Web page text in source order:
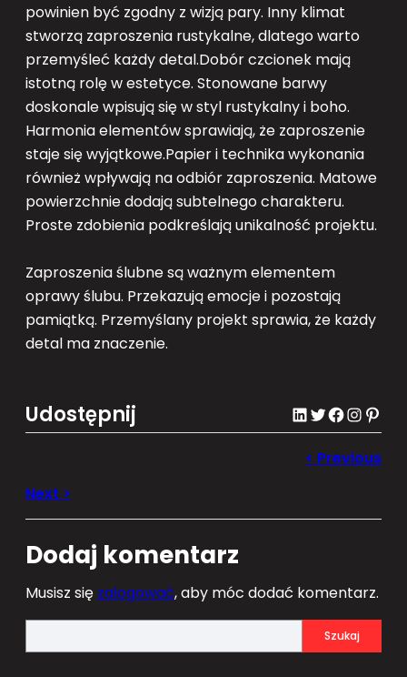
powinien być zgodny z wizją pary. Inny klimat
stworzą zaproszenia rustykalne, dlatego warto
przemyśleć każdy detal.Dobór czcionek mają
istotną rolę w estetyce. Stonowane barwy
doskonale wpisują się w styl rustykalny i boho.
Harmonia elementów sprawiają, że zaproszenie
staje się wyjątkowe.Papier i technika wykonania
również wpływają na odbiór zaproszenia. Matowe
powierzchnie dodają subtelnego charakteru.
Proste zdobienia podkreślają unikalność projektu.
Zaproszenia ślubne są ważnym elementem
oprawy ślubu. Przekazują emocje i pozostają
pamiątką. Przemyślany projekt sprawia, że każdy
detal ma znaczenie.
Udostępnij LinkedIn Twitter Facebook Instagram Pinterest
Dodaj komentarz
Musisz się zalogować, aby móc dodać komentarz.
e
Szukaj